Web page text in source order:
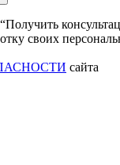
своих
сайта